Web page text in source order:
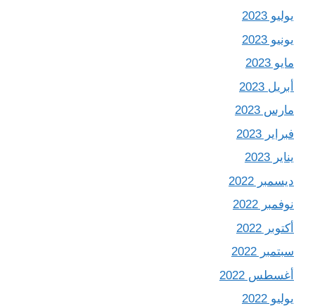
يوليو 2023
يونيو 2023
مايو 2023
أبريل 2023
مارس 2023
فبراير 2023
يناير 2023
ديسمبر 2022
نوفمبر 2022
أكتوبر 2022
سبتمبر 2022
أغسطس 2022
يوليو 2022